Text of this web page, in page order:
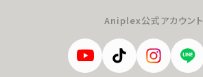
Aniplex公式アカウント